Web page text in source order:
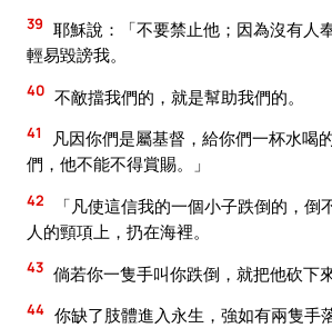
39 耶穌說：「不要禁止他；因為沒有人
輕易毀謗我。
40 不敵擋我們的，就是幫助我們的。
41
凡因你們是屬基督，給你們一杯水喝
們，他不能不得賞賜。」
42
「凡使這信我的一個小子跌倒的，倒
人的頸項上，扔在海裡。
43 倘若你一隻手叫你跌倒，就把他砍下
44 你缺了肢體進入永生，強如有兩隻手